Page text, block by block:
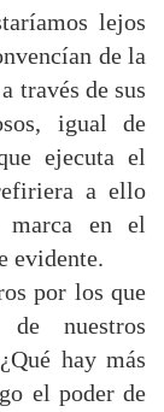
lejos
de la
través de sus
igual de
ejecuta el
a ello
marca en el
evidente.
por los que
de nuestros
hay más
el poder de